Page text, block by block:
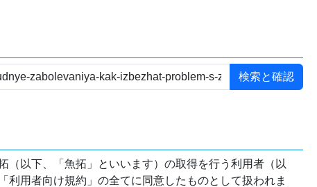
（以下、「魚拓」といいます）の取得を行う利用者（以
用者向け規約」の全てに同意したものとして扱われま